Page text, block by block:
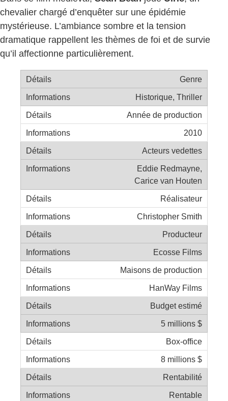
chevalier chargé d’enquêter sur une épidémie
mystérieuse. L’ambiance sombre et la tension
dramatique rappellent les thèmes de foi et de survie
qu’il affectionne particulièrement.
Genre
Historique, Thriller
Année de production
2010
Acteurs vedettes
Eddie Redmayne,
Carice van Houten
Réalisateur
Christopher Smith
Producteur
Ecosse Films
Maisons de production
HanWay Films
Budget estimé
5 millions $
Box-office
8 millions $
Rentabilité
Rentable